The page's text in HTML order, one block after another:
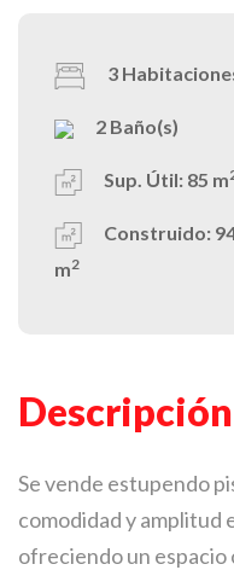
3
2 Baño(s)
Sup. Útil: 85 m
Construido:
m2
Se vende estupendo
comodidad y amplitud
ofreciendo un espacio